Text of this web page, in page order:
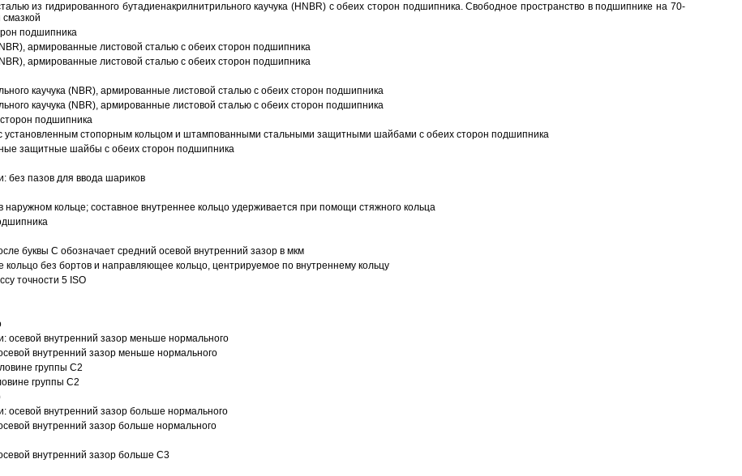
из гидрированного бутадиенакрилнитрильного каучука (HNBR) с обеих сторон подшипника. Свободное пространство в подшипнике на 70-
подшипника
армированные листовой сталью с обеих сторон подшипника
армированные листовой сталью с обеих сторон подшипника
каучука (NBR), армированные листовой сталью с обеих сторон подшипника
каучука (NBR), армированные листовой сталью с обеих сторон подшипника
подшипника
установленным стопорным кольцом и штампованными стальными защитными шайбами с обеих сторон подшипника
защитные шайбы с обеих сторон подшипника
без пазов для ввода шариков
кольце; составное внутреннее кольцо удерживается при помощи стяжного кольца
буквы С обозначает средний осевой внутренний зазор в мкм
кольцо без бортов и направляющее кольцо, центрируемое по внутреннему кольцу
точности 5 ISO
внутренний зазор меньше нормального
внутренний зазор меньше нормального
группы C2
группы C2
внутренний зазор больше нормального
внутренний зазор больше нормального
внутренний зазор больше C3